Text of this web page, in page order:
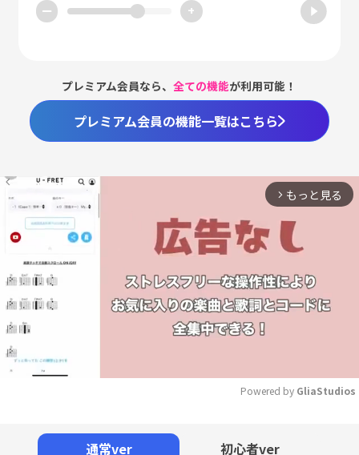
ー +
プレミアム会員なら、全ての機能が利用可能！
プレミアム会員の機能一覧はこちら
arrow_forward_ios もっと見る
Powered by GliaStudios
通常ver 初心者ver